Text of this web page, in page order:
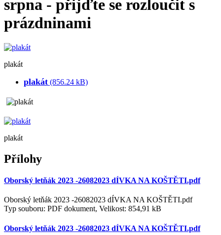
srpna - přijďte se rozloučit s
prázdninami
plakát
plakát (856.24 kB)
plakát
Přílohy
Oborský letňák 2023 -26082023 dÍVKA NA KOŠTĚTI.pdf
Oborský letňák 2023 -26082023 dÍVKA NA KOŠTĚTI.pdf
Typ souboru: PDF dokument, Velikost: 854,91 kB
Oborský letňák 2023 -26082023 dÍVKA NA KOŠTĚTI.pdf